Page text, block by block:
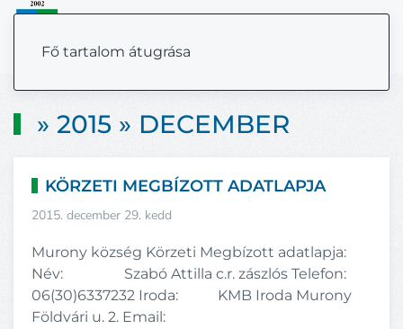
Fő tartalom átugrása
» 2015 » DECEMBER
KÖRZETI MEGBÍZOTT ADATLAPJA
2015. december 29. kedd
Murony község Körzeti Megbízott adatlapja:
Név: Szabó Attilla c.r. zászlós Telefon:
06(30)6337232 Iroda: KMB Iroda Murony
Földvári u. 2. Email: